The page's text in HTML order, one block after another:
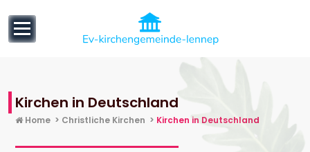
content
Moscheen!
Kirchen in Deutschland
Home > Christliche Kirchen > Kirchen in Deutschland